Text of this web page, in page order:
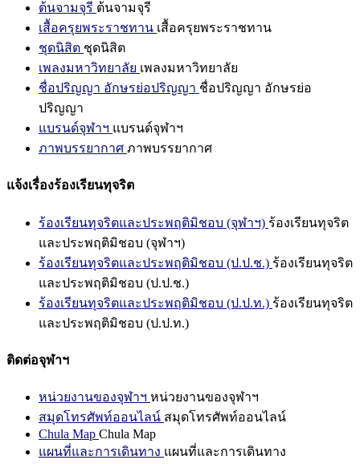
ต้นจามจุรี ต้นจามจุรี
เสื้อครุยพระราชทาน เสื้อครุยพระราชทาน
ชุดนิสิต ชุดนิสิต
เพลงมหาวิทยาลัย เพลงมหาวิทยาลัย
ชื่อปริญญา อักษรย่อปริญญา ชื่อปริญญา อักษรย่อ
ปริญญา
แบรนด์จุฬาฯ แบรนด์จุฬาฯ
ภาพบรรยากาศ ภาพบรรยากาศ
แจ้งเรื่องร้องเรียนทุจริต
ร้องเรียนทุจริตและประพฤติมิชอบ (จุฬาฯ) ร้องเรียนทุจริต
และประพฤติมิชอบ (จุฬาฯ)
ร้องเรียนทุจริตและประพฤติมิชอบ (ป.ป.ช.) ร้องเรียนทุจริต
และประพฤติมิชอบ (ป.ป.ช.)
ร้องเรียนทุจริตและประพฤติมิชอบ (ป.ป.ท.) ร้องเรียนทุจริต
และประพฤติมิชอบ (ป.ป.ท.)
ติดต่อจุฬาฯ
หน่วยงานของจุฬาฯ หน่วยงานของจุฬาฯ
สมุดโทรศัพท์ออนไลน์ สมุดโทรศัพท์ออนไลน์
Chula Map Chula Map
แผนที่และการเดินทาง แผนที่และการเดินทาง